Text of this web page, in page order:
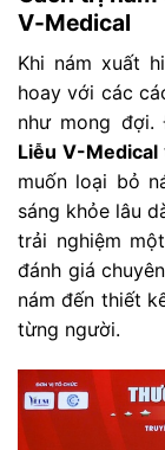
V-Medical
Khi nám xuất
hoay với các
như mong
Liễu V-Medical
muốn loại bỏ
sáng khỏe lâu
trải nghiệm
đánh giá
nám đến thiết
từng người.